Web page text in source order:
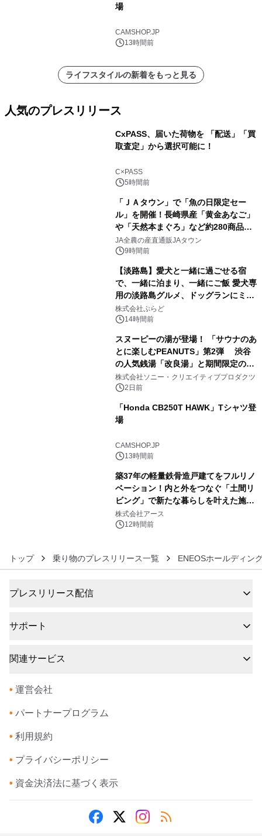
場
CAMSHOP.JP
13時間前
ライフスタイルの新着をもっと見る
人気のプレスリリース
CxPASS、届いた荷物を 「配送」「買
取査定」から選択可能に！
C×PASS
5時間前
「ＪＡタウン」で「魚の日限定セー
ル」を開催！長崎県産「黄金あなご」
や「天然本まぐろ」など約280商品を
販売！～毎月１０日の定例企画～
JA全農の産直通販JAタウン
9時間前
【淡路島】愛犬と一緒に過ごせる宿
で、一緒に泊まり、一緒にご飯 愛犬専
用の淡路島グルメ、ドッグランにミニ
プール グランピングとトレーラーハウ
スの2施設で
株式会社ぷらど
14時間前
スヌーピーの湯が登場！ 「サウナのあ
とに楽しむPEANUTS」第2弾 渋谷
の人気銭湯「改良湯」と期間限定のコ
ラボレーション サウナイキタイコラ
ボグッズも発売決定！
株式会社ソニー・クリエイティブプロダクツ
2日前
「Honda CB250T HAWK」Tシャツ登
場
CAMSHOP.JP
13時間前
築37年の軽量鉄骨造戸建てをフルリノ
ベーション！内と外をつなぐ「土間リ
ビング」で新たな暮らしを叶えた施工
事例を株式会社アースが公開
株式会社アース
12時間前
トップ 乗り物のプレスリリース一覧 ENEOSホールディン
プレスリリース配信
サポート
関連サービス
• 運営会社
• パートナープログラム
• 利用規約
• プライバシーポリシー
• 資金決済法に基づく表示